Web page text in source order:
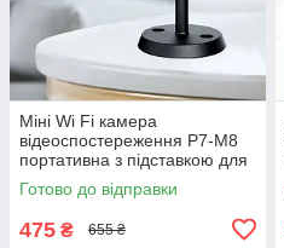
Міні Wi Fi камера
відеоспостереження P7-М8
портативна з підставкою для
дому та офісу
Готово до відправки
475 ₴ 655 ₴